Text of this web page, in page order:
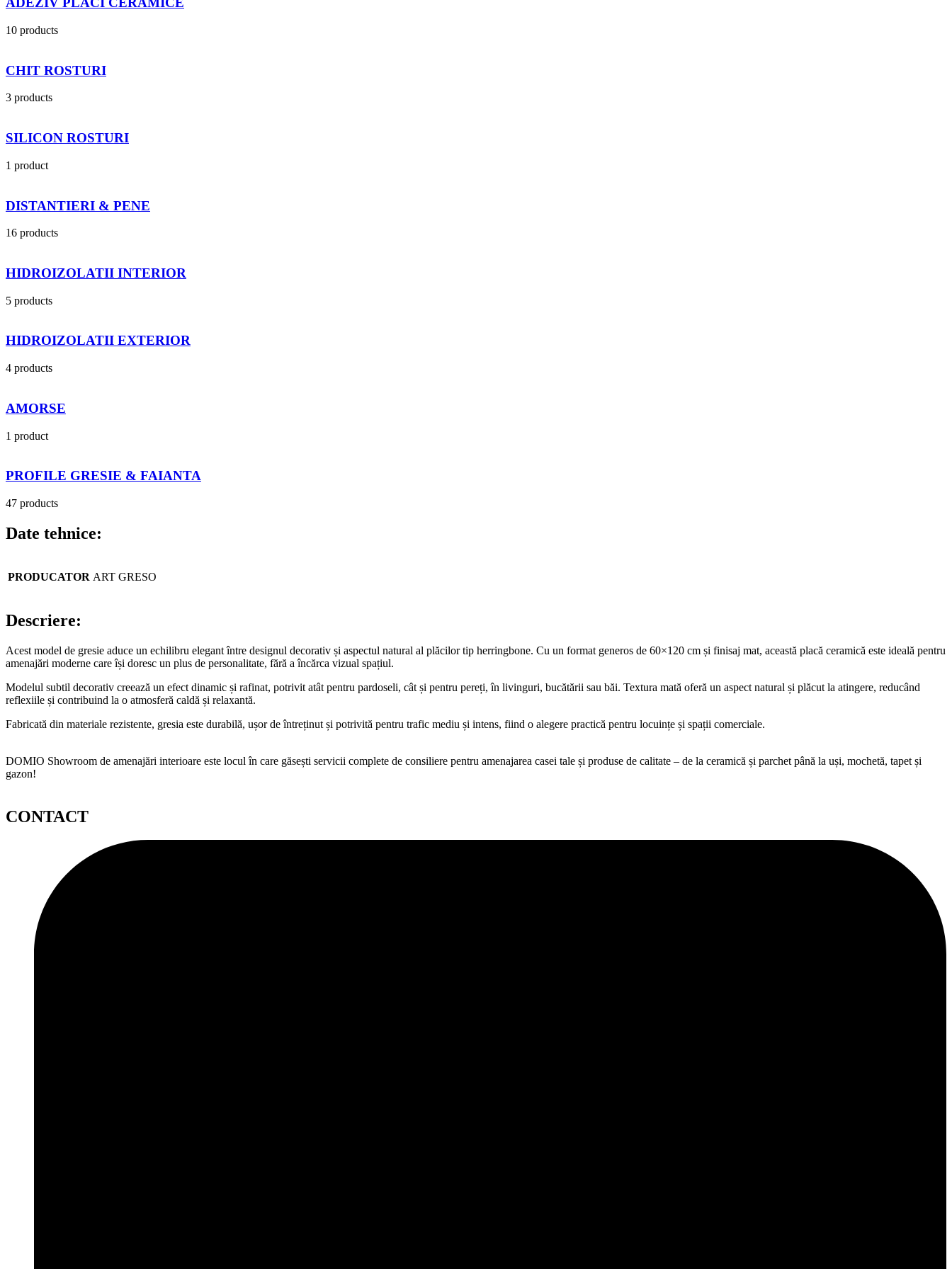
10 products
CHIT ROSTURI
3 products
SILICON ROSTURI
1 product
DISTANTIERI & PENE
16 products
HIDROIZOLATII INTERIOR
5 products
HIDROIZOLATII EXTERIOR
4 products
AMORSE
1 product
PROFILE GRESIE & FAIANTA
47 products
Date tehnice:
PRODUCATOR ART GRESO
Descriere:
Acest model de gresie aduce un echilibru elegant între designul decorativ și aspectul natural al plăcilor tip herringbone. Cu un format generos de 60×120 cm și finisaj mat, această placă ceramică este ideală pentru
amenajări moderne care își doresc un plus de personalitate, fără a încărca vizual spațiul.
Modelul subtil decorativ creează un efect dinamic și rafinat, potrivit atât pentru pardoseli, cât și pentru pereți, în livinguri, bucătării sau băi. Textura mată oferă un aspect natural și plăcut la atingere, reducând
reflexiile și contribuind la o atmosferă caldă și relaxantă.
Fabricată din materiale rezistente, gresia este durabilă, ușor de întreținut și potrivită pentru trafic mediu și intens, fiind o alegere practică pentru locuințe și spații comerciale.
DOMIO Showroom de amenajări interioare este locul în care găsești servicii complete de consiliere pentru amenajarea casei tale și produse de calitate – de la ceramică și parchet până la uși, mochetă, tapet și
gazon!
CONTACT